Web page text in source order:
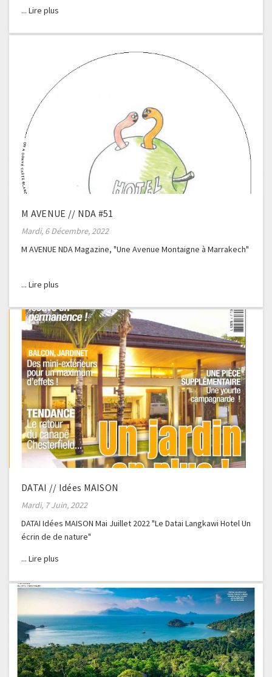
M AVENUE // NDA #51
Mardi, 6 Décembre, 2022
M AVENUE NDA Magazine, "Une Avenue Montaigne à Marrakech"
DATAI // Idées MAISON
Mardi, 7 Juin, 2022
DATAI Idées MAISON Mai Juillet 2022 "Le Datai Langkawi Hotel Un
écrin de de nature"